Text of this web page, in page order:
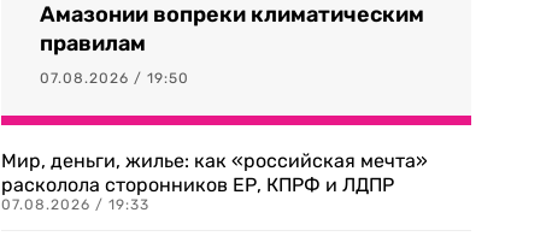
Амазонии вопреки климатическим
правилам
07.08.2026 / 19:50
Мир, деньги, жилье: как «российская мечта»
расколола сторонников ЕР, КПРФ и ЛДПР
07.08.2026 / 19:33